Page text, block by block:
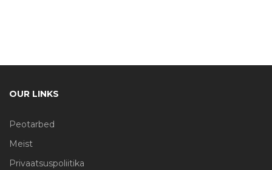
OUR LINKS
Peotarbed
Meist
Privaatsuspoliitika